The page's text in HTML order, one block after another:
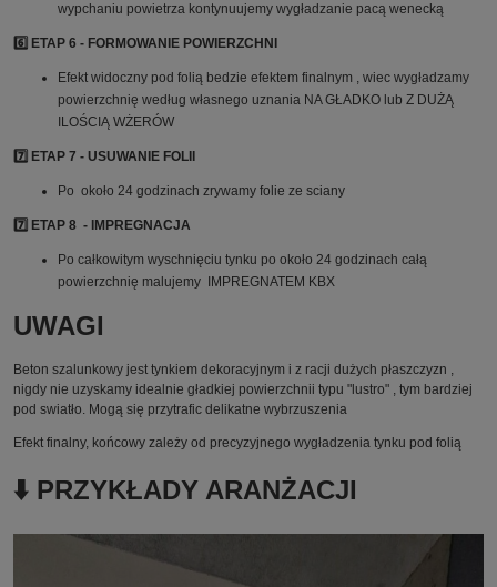
wypchaniu powietrza kontynuujemy wygładzanie pacą wenecką
6️⃣ ETAP 6 - FORMOWANIE POWIERZCHNI
Efekt widoczny pod folią bedzie efektem finalnym , wiec wygładzamy
powierzchnię według własnego uznania NA GŁADKO lub Z DUŻĄ
ILOŚCIĄ WŻERÓW
7️⃣ ETAP 7 - USUWANIE FOLII
Po około 24 godzinach zrywamy folie ze sciany
7️⃣ ETAP 8 - IMPREGNACJA
Po całkowitym wyschnięciu tynku po około 24 godzinach całą
powierzchnię malujemy IMPREGNATEM KBX
UWAGI
Beton szalunkowy jest tynkiem dekoracyjnym i z racji dużych płaszczyzn ,
nigdy nie uzyskamy idealnie gładkiej powierzchnii typu "lustro" , tym bardziej
pod swiatło. Mogą się przytrafic delikatne wybrzuszenia
Efekt finalny, końcowy zależy od precyzyjnego wygładzenia tynku pod folią
⬇️ PRZYKŁADY ARANŻACJI